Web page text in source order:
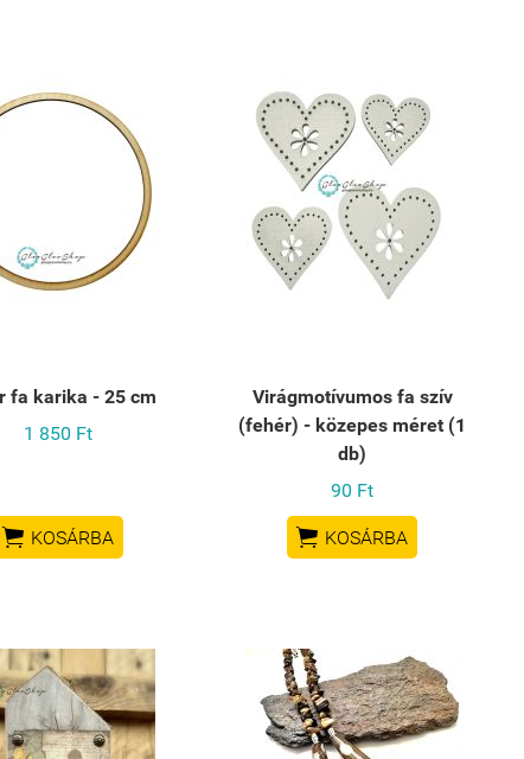
fa karika - 25 cm
1 850 Ft
 KOSÁRBA
Virágmotívumos fa szív
(fehér) - közepes méret (1
db)
90 Ft
 KOSÁRBA